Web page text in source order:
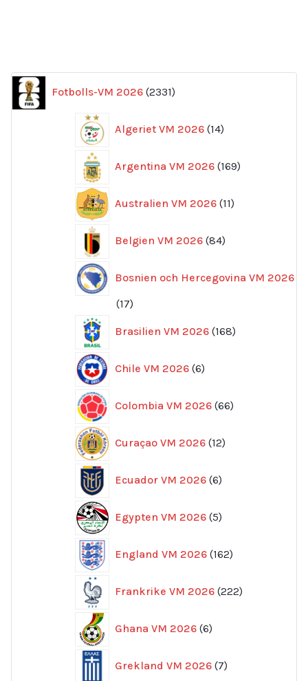
Fotbolls-VM 2026 2331
produkter
Algeriet VM 2026 14
produkter
Argentina VM 2026 169
produkter
Australien VM 2026 11
produkter
Belgien VM 2026 84
produkter
Bosnien och Hercegovina VM 2026
1717
Brasilien VM 2026 168
produkter
Chile VM 2026 6
produkter
Colombia VM 2026 66
produkter
Curaçao VM 2026 12
produkter
Ecuador VM 2026 6
produkter
Egypten VM 2026 5
produkter
England VM 2026 162
produkter
Frankrike VM 2026 222
produkter
Ghana VM 2026 6
produkter
Grekland VM 2026 7
produkter